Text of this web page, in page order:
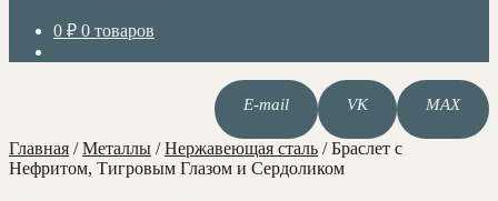
0 ₽ 0 товаров
E-mail VK MAX
Главная /Металлы /Нержавеющая сталь /Браслет с
Нефритом, Тигровым Глазом и Сердоликом